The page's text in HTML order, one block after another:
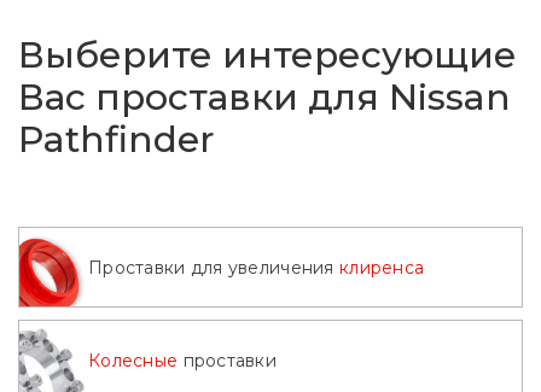
2002
2003 2004
2005
2006
2007
2014
2015 2016
Выберите интересующие
Вас проставки для Nissan
Pathfinder
Проставки для увеличения клиренса
Колесные проставки